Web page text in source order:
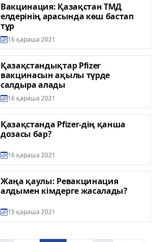
Вакцинация: Қазақстан ТМД
елдерінің арасында көш бастап
тұр
16 қараша 2021
Қазақстандықтар Pfizer
вакцинасын ақылы түрде
салдыра алады
16 қараша 2021
Қазақстанда Pfizer-дің қанша
дозасы бар?
16 қараша 2021
Жаңа қаулы: Ревакцинация
алдымен кімдерге жасалады?
15 қараша 2021